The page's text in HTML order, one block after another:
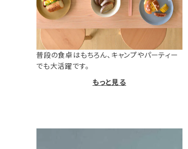
普段の食卓はもちろん、キャンプやパーティー
でも大活躍です。
もっと見る